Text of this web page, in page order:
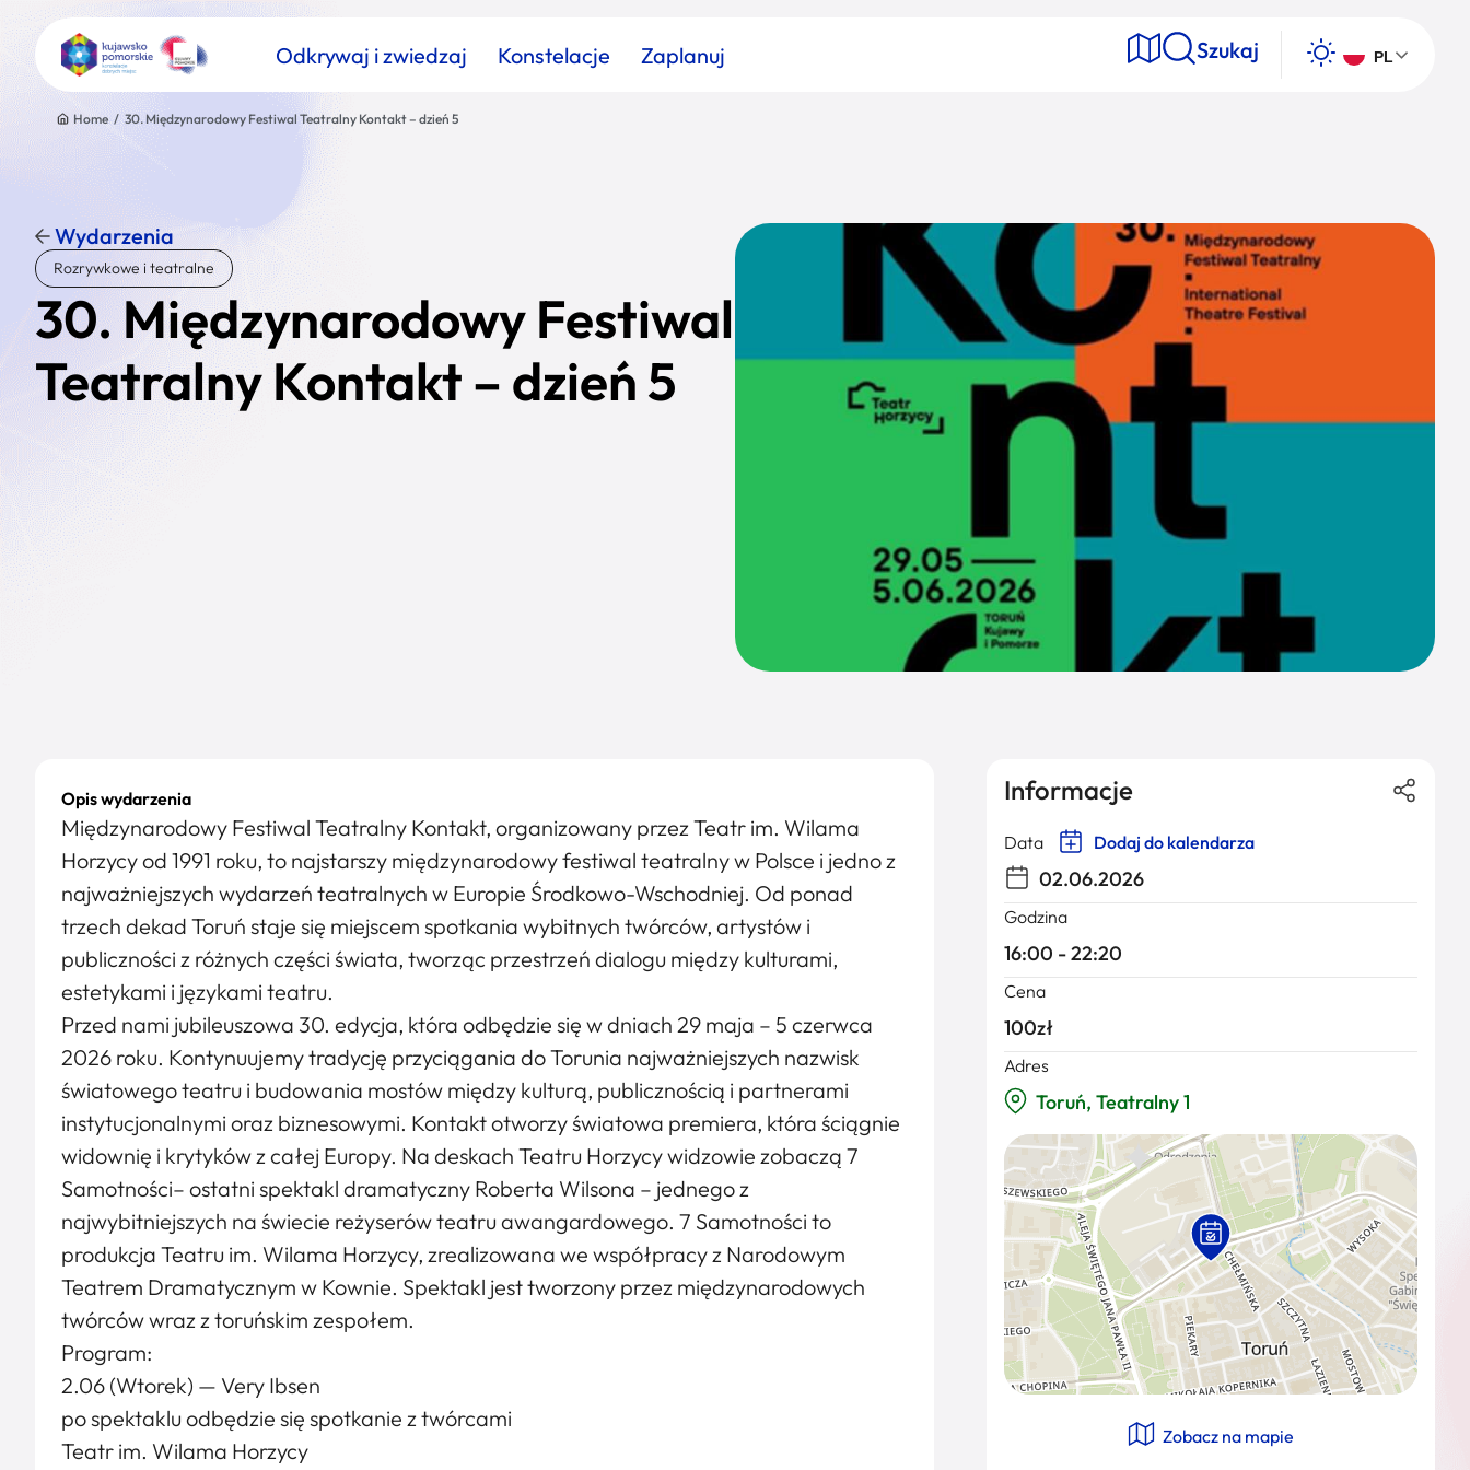
Odkrywaj i zwiedzaj Konstelacje Zaplanuj Szukaj PL
Znajdź atrakcję
Nazwa atrakcji Kategoria
Home / 30. Międzynarodowy Festiwal Teatralny Kontakt – dzień 5
Wydarzenia
Rozrywkowe i teatralne
30. Międzynarodowy Festiwal
Teatralny Kontakt – dzień 5
Opis wydarzenia
Międzynarodowy Festiwal Teatralny Kontakt, organizowany przez Teatr im. Wilama
Horzycy od 1991 roku, to najstarszy międzynarodowy festiwal teatralny w Polsce i jedno z
najważniejszych wydarzeń teatralnych w Europie Środkowo-Wschodniej. Od ponad
trzech dekad Toruń staje się miejscem spotkania wybitnych twórców, artystów i
publiczności z różnych części świata, tworząc przestrzeń dialogu między kulturami,
estetykami i językami teatru.
Przed nami jubileuszowa 30. edycja, która odbędzie się w dniach 29 maja – 5 czerwca
2026 roku. Kontynuujemy tradycję przyciągania do Torunia najważniejszych nazwisk
światowego teatru i budowania mostów między kulturą, publicznością i partnerami
instytucjonalnymi oraz biznesowymi. Kontakt otworzy światowa premiera, która ściągnie
widownię i krytyków z całej Europy. Na deskach Teatru Horzycy widzowie zobaczą 7
Samotności– ostatni spektakl dramatyczny Roberta Wilsona – jednego z
najwybitniejszych na świecie reżyserów teatru awangardowego. 7 Samotności to
produkcja Teatru im. Wilama Horzycy, zrealizowana we współpracy z Narodowym
Teatrem Dramatycznym w Kownie. Spektakl jest tworzony przez międzynarodowych
twórców wraz z toruńskim zespołem.
Program:
2.06 (Wtorek) — Very Ibsen
po spektaklu odbędzie się spotkanie z twórcami
Teatr im. Wilama Horzycy
Informacje
Data Dodaj do kalendarza
02.06.2026
Godzina
16:00 - 22:20
Cena
100zł
Adres
Toruń, Teatralny 1
Zobacz na mapie